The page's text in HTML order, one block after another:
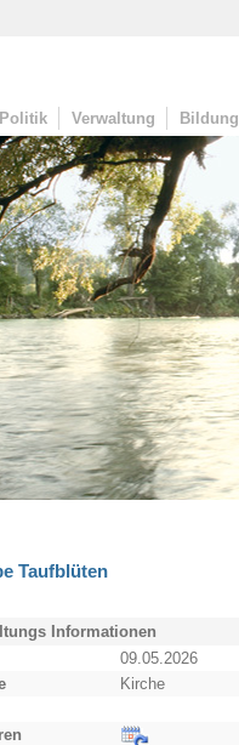
Politik Verwaltung Bildung
Taufblüten
Informationen
09.05.2026
Kirche